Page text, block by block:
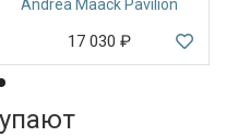
Andrea Maack Pavilion
17 030 ₽